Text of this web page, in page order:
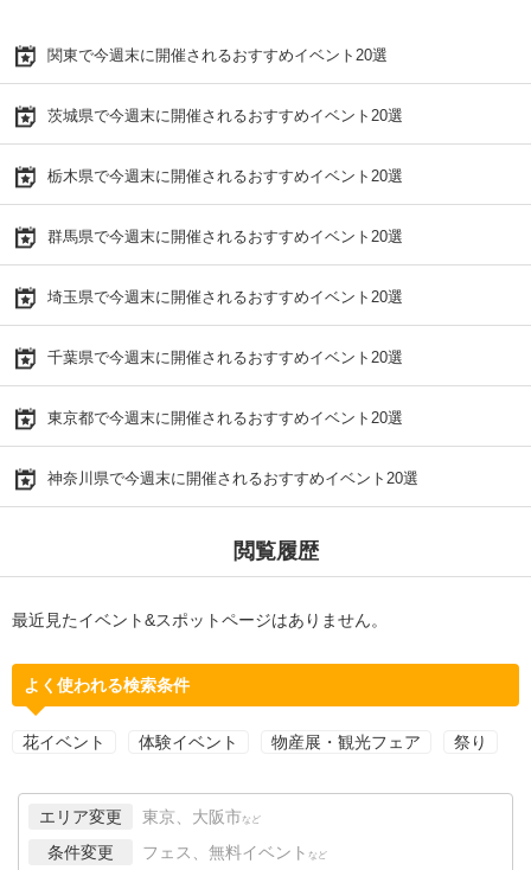
関東で今週末に開催されるおすすめイベント20選
茨城県で今週末に開催されるおすすめイベント20選
栃木県で今週末に開催されるおすすめイベント20選
群馬県で今週末に開催されるおすすめイベント20選
埼玉県で今週末に開催されるおすすめイベント20選
千葉県で今週末に開催されるおすすめイベント20選
東京都で今週末に開催されるおすすめイベント20選
神奈川県で今週末に開催されるおすすめイベント20選
閲覧履歴
最近見たイベント&スポットページはありません。
よく使われる検索条件
花イベント 体験イベント 物産展・観光フェア 祭り
エリア変更 東京、大阪市 など
条件変更 フェス、無料イベント など